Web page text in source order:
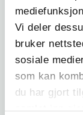
Vi deler
bruker
sosiale
som kan
du har gjort
samlet inn